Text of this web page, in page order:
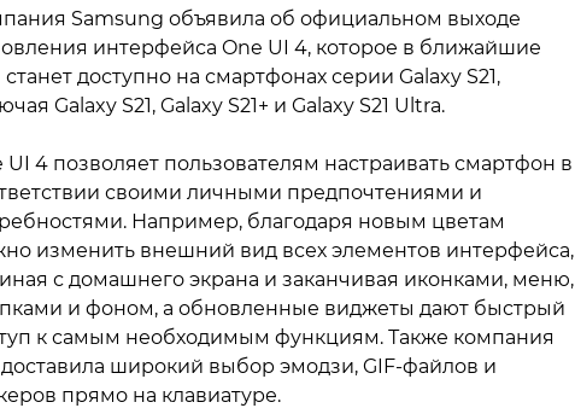
Samsung объявила об официальном выходе
интерфейса One UI 4, которое в ближайшие
доступно на смартфонах серии Galaxy S21,
Galaxy S21, Galaxy S21+ и Galaxy S21 Ultra.
UI 4 позволяет пользователям настраивать смартфон в
своими личными предпочтениями и
Например, благодаря новым цветам
изменить внешний вид всех элементов интерфейса,
с домашнего экрана и заканчивая иконками, меню,
и фоном, а обновленные виджеты дают быстрый
к самым необходимым функциям. Также компания
широкий выбор эмодзи, GIF-файлов и
прямо на клавиатуре.